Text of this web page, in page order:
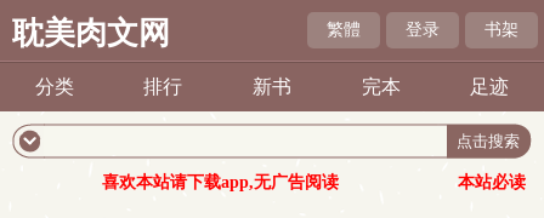
耽美肉文网 繁體 登录 书架
分类 排行 新书 完本 足迹
喜欢本站请下载app,无广告阅读 本站必读